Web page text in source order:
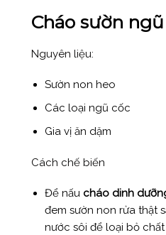
Cháo sườn
Nguyên liệu:
Sườn non heo
Các loại ngũ cốc
Gia vị ăn dặm
Cách chế biến
Để nấu cháo dinh
đem sườn non rửa thật
nước sôi để loại bỏ